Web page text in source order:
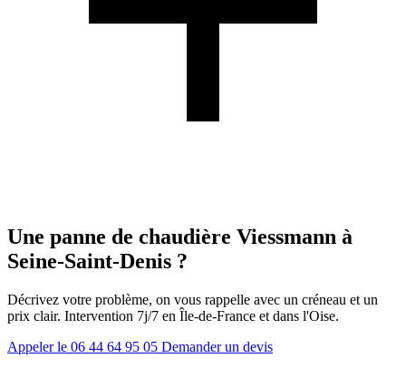
Une panne de chaudière Viessmann à
Seine-Saint-Denis ?
Décrivez votre problème, on vous rappelle avec un créneau et un
prix clair. Intervention 7j/7 en Île-de-France et dans l'Oise.
Appeler le 06 44 64 95 05 Demander un devis